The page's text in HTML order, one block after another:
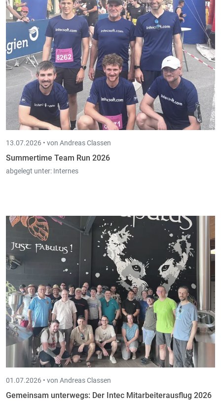
13.07.2026 • von Andreas Classen
Summertime Team Run 2026
abgelegt unter: Internes
01.07.2026 • von Andreas Classen
Gemeinsam unterwegs: Der Intec Mitarbeiterausflug 2026